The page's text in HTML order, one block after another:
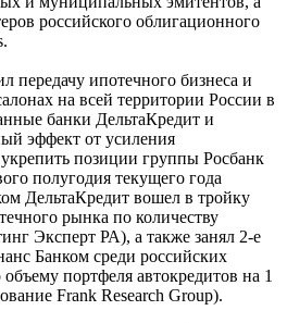
российского облигационного
передачу ипотечного бизнеса и
на всей территории России в
банки ДельтаКредит и
эффект от усиления
позиции группы Росбанк
полугодия текущего года
ДельтаКредит вошел в тройку
рынка по количеству
Эксперт РА), а также занял 2-е
Банком среди российских
портфеля автокредитов на 1
Frank Research Group).